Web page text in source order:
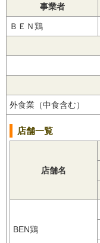
事業者
ＢＥＮ鶏
外食業（中食含む）
店舗一覧
店舗名
BEN鶏